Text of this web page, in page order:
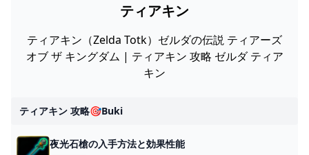
ティアキン
ティアキン（Zelda Totk）ゼルダの伝説 ティアーズ
オブ ザ キングダム | ティアキン 攻略 ゼルダ ティア
キン
ティアキン 攻略🎯buki
夜光石槍の入手方法と効果性能